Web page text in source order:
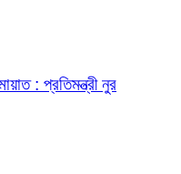
: প্রতিমন্ত্রী নুর